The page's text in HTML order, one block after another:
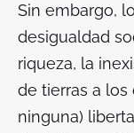
Sin embargo,
desigualdad
riqueza, la
de tierras a los
ninguna)